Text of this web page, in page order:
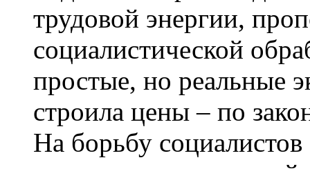
трудовой энергии,
социалистической
простые, но реальные
строила цены – по
На борьбу